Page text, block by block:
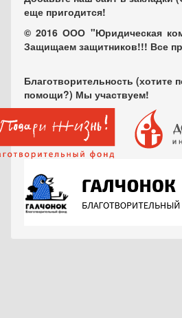
еще пригодится!
© 2016 ООО "Юридическая
Защищаем защитников!!! Все
Благотворительность (хотите
помощи?) Мы участвуем!